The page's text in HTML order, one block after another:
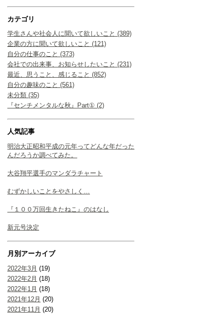
カテゴリ
学生さんや社会人に聞いて欲しいこと (389)
企業の方に聞いて欲しいこと (121)
自分の仕事のこと (373)
会社での出来事、お知らせしたいこと (231)
最近、思うこと、感じること (852)
自分の趣味のこと (561)
未分類 (35)
『センチメンタルな秋』Part① (2)
人気記事
明治大正昭和平成の元年ってどんな年だった
んだろうか調べてみた。
大谷翔平選手のマンダラチャート
むずかしいことをやさしく…
『１００万回生きたねこ』のはなし
新元号決定
月別アーカイブ
2022年3月 (19)
2022年2月 (18)
2022年1月 (18)
2021年12月 (20)
2021年11月 (20)